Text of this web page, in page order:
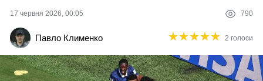
Різне
17 червня 2026, 00:05 790
Павло Клименко ★★★★★
★★★★★ 2 голоси